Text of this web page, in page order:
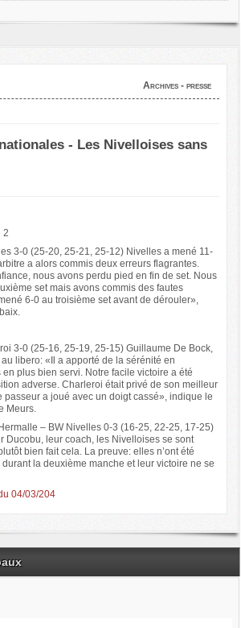
Archives - presse
- Les Nivelloises sans
2
3-0 (25-20, 25-21, 25-12) Nivelles a mené 11-
a alors commis deux erreurs flagrantes.
nous avons perdu pied en fin de set. Nous
set mais avons commis des fautes
6-0 au troisième set avant de dérouler»,
3-0 (25-16, 25-19, 25-15) Guillaume De Bock,
libero: «Il a apporté de la sérénité en
plus bien servi. Notre facile victoire a été
adverse. Charleroi était privé de son meilleur
passeur a joué avec un doigt cassé», indique le
Meurs.
– BW Nivelles 0-3 (16-25, 22-25, 17-25)
Ducobu, leur coach, les Nivelloises se sont
bien fait cela. La preuve: elles n’ont été
la deuxième manche et leur victoire ne se
04/03/204